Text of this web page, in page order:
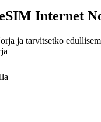
Internet
ja tarvitsetko